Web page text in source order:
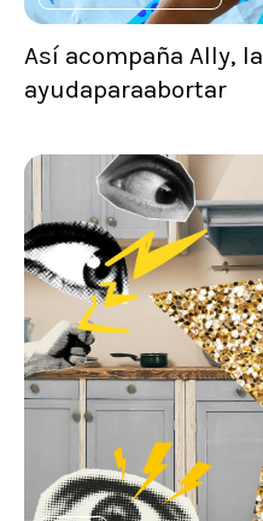
Así acompaña Ally,
ayudaparaabortar